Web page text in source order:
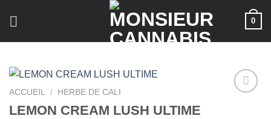
0
ACCUEIL / HERBE DE CALI
LEMON CREAM LUSH ULTIME